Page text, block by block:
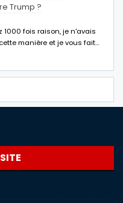
Trump ?
1000 fois raison, je n'avais
manière et je vous fait…